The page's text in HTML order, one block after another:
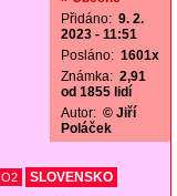
Přidáno: 9. 2.
2023 - 11:51
Posláno: 1601x
Známka: 2,91
od 1855 lidí
Autor: © Jiří
Poláček
O2 SLOVENSKO